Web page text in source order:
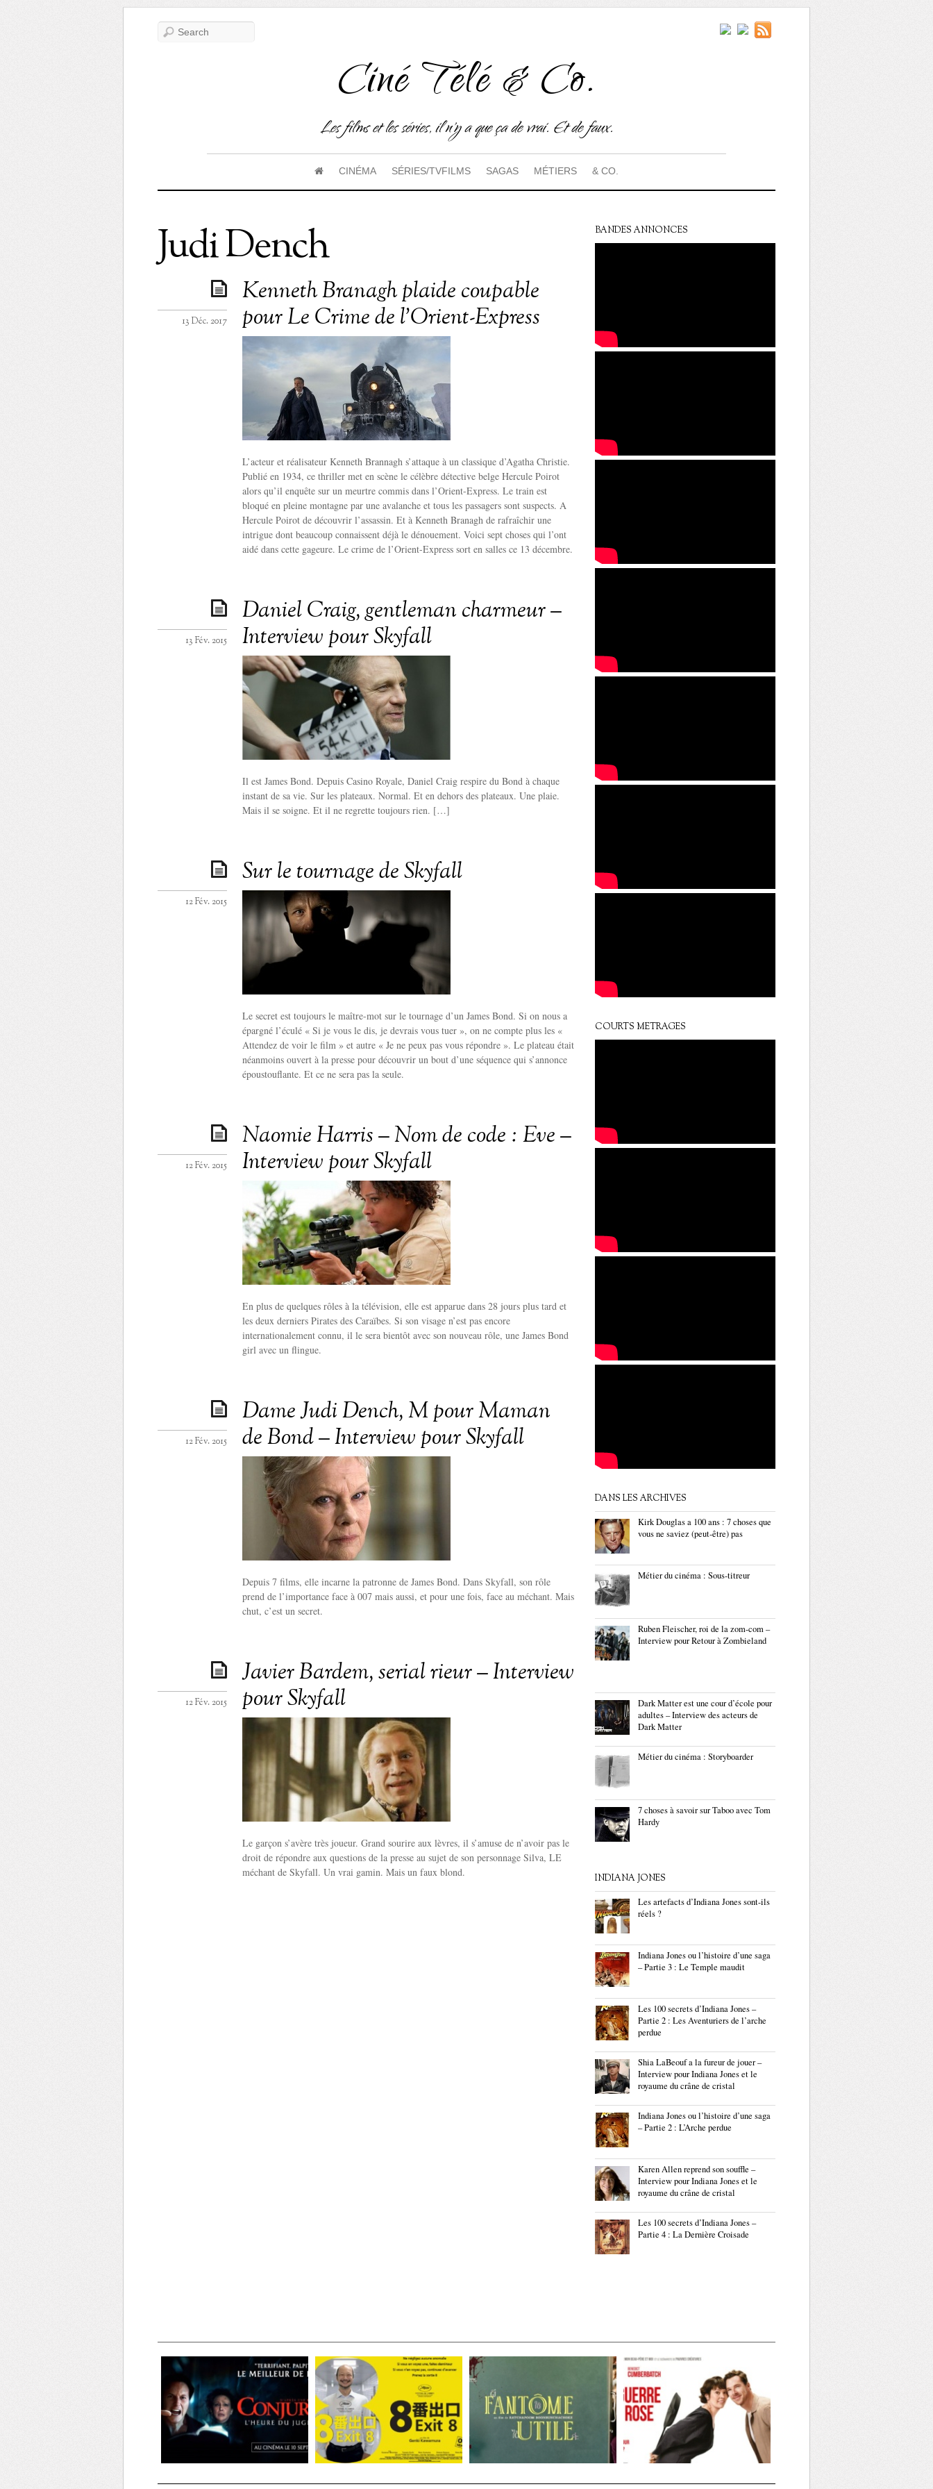
Ciné Télé & Co.
Les films et les séries, il n'y a que ça de vrai. Et de faux.
CINÉMA SÉRIES/TVFILMS SAGAS MÉTIERS & CO.
Judi Dench
Kenneth Branagh plaide coupable
pour Le Crime de l’Orient-Express
13 Déc. 2017
L’acteur et réalisateur Kenneth Brannagh s’attaque à un classique d’Agatha Christie.
Publié en 1934, ce thriller met en scène le célèbre détective belge Hercule Poirot
alors qu’il enquête sur un meurtre commis dans l’Orient-Express. Le train est
bloqué en pleine montagne par une avalanche et tous les passagers sont suspects. A
Hercule Poirot de découvrir l’assassin. Et à Kenneth Branagh de rafraîchir une
intrigue dont beaucoup connaissent déjà le dénouement. Voici sept choses qui l’ont
aidé dans cette gageure. Le crime de l’Orient-Express sort en salles ce 13 décembre.
Daniel Craig, gentleman charmeur –
Interview pour Skyfall
13 Fév. 2015
Il est James Bond. Depuis Casino Royale, Daniel Craig respire du Bond à chaque
instant de sa vie. Sur les plateaux. Normal. Et en dehors des plateaux. Une plaie.
Mais il se soigne. Et il ne regrette toujours rien. […]
Sur le tournage de Skyfall
12 Fév. 2015
Le secret est toujours le maître-mot sur le tournage d’un James Bond. Si on nous a
épargné l’éculé « Si je vous le dis, je devrais vous tuer », on ne compte plus les «
Attendez de voir le film » et autre « Je ne peux pas vous répondre ». Le plateau était
néanmoins ouvert à la presse pour découvrir un bout d’une séquence qui s’annonce
époustouflante. Et ce ne sera pas la seule.
Naomie Harris – Nom de code : Eve –
Interview pour Skyfall
12 Fév. 2015
En plus de quelques rôles à la télévision, elle est apparue dans 28 jours plus tard et
les deux derniers Pirates des Caraïbes. Si son visage n’est pas encore
internationalement connu, il le sera bientôt avec son nouveau rôle, une James Bond
girl avec un flingue.
Dame Judi Dench, M pour Maman
de Bond – Interview pour Skyfall
12 Fév. 2015
Depuis 7 films, elle incarne la patronne de James Bond. Dans Skyfall, son rôle
prend de l’importance face à 007 mais aussi, et pour une fois, face au méchant. Mais
chut, c’est un secret.
Javier Bardem, serial rieur – Interview
pour Skyfall
12 Fév. 2015
Le garçon s’avère très joueur. Grand sourire aux lèvres, il s’amuse de n’avoir pas le
droit de répondre aux questions de la presse au sujet de son personnage Silva, LE
méchant de Skyfall. Un vrai gamin. Mais un faux blond.
BANDES ANNONCES
COURTS METRAGES
DANS LES ARCHIVES
Kirk Douglas a 100 ans : 7 choses que
vous ne saviez (peut-être) pas
Métier du cinéma : Sous-titreur
Ruben Fleischer, roi de la zom-com –
Interview pour Retour à Zombieland
Dark Matter est une cour d’école pour
adultes – Interview des acteurs de
Dark Matter
Métier du cinéma : Storyboarder
7 choses à savoir sur Taboo avec Tom
Hardy
INDIANA JONES
Les artefacts d’Indiana Jones sont-ils
réels ?
Indiana Jones ou l’histoire d’une saga
– Partie 3 : Le Temple maudit
Les 100 secrets d’Indiana Jones –
Partie 2 : Les Aventuriers de l’arche
perdue
Shia LaBeouf a la fureur de jouer –
Interview pour Indiana Jones et le
royaume du crâne de cristal
Indiana Jones ou l’histoire d’une saga
– Partie 2 : L’Arche perdue
Karen Allen reprend son souffle –
Interview pour Indiana Jones et le
royaume du crâne de cristal
Les 100 secrets d’Indiana Jones –
Partie 4 : La Dernière Croisade